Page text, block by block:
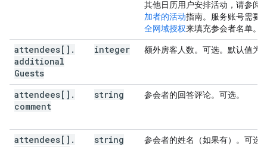
其他日历用户安排活动，请参阅
加者的活动指南。服务账号需要
全网域授权来填充参会者名单。
attendees[] .
additional
Guests
integer 额外房客人数。可选。默认值为
attendees[] .
comment
string 参会者的回答评论。可选。
attendees[] .
string 参会者的姓名（如果有）。可选